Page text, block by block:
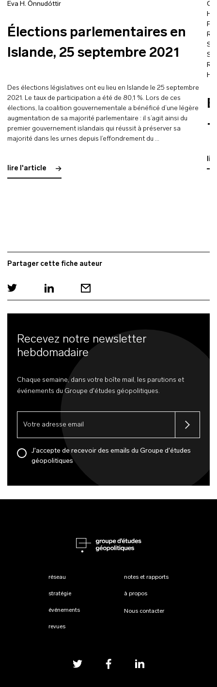
Eva H. Önnudóttir
Élections parlementaires en
Islande, 25 septembre 2021
Des élections législatives ont eu lieu en Islande le 25 septembre
2021. Le taux de participation a été de 80,1 %. Lors de ces
élections, la coalition gouvernementale a bénéficé d’une légère
augmentation de sa majorité parlementaire : il s’agit ainsi du
premier gouvernement islandais qui réussit à préserver sa
majorité dans les urnes depuis l’effondrement du …
lire l'article
Partager cette fiche auteur
Recevez notre newsletter
hebdomadaire
Chaque semaine, dans votre boîte mail, les parutions et
événements du Groupe d'études géopolitiques.
J'accepte de recevoir des emails du Groupe d'études
géopolitiques
réseau
stratégie
événements
revues
notes et rapports
à propos
Nous contacter